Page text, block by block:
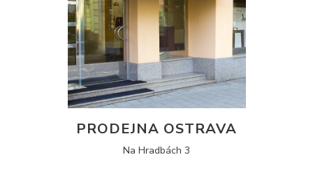
PRODEJNA OSTRAVA
Na Hradbách 3